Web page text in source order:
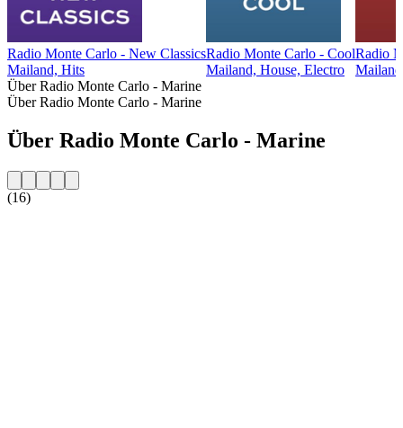
Radio Monte Carlo - New Classics
Mailand, Hits
Radio Monte Carlo - Cool
Mailand, House, Electro
Radio
Über Radio Monte Carlo - Marine
Über Radio Monte Carlo - Marine
Über Radio Monte Carlo - Marine
(16)